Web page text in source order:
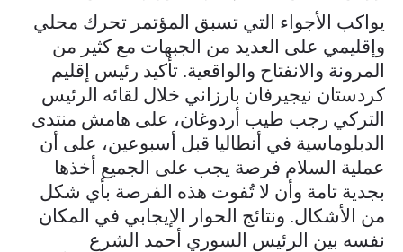
يواكب الأجواء التي تسبق المؤتمر تحرك محلي
وإقليمي على العديد من الجبهات مع كثير من
المرونة والانفتاح والواقعية. تأكيد رئيس إقليم
كردستان نيجيرفان بارزاني خلال لقائه الرئيس
التركي رجب طيب أردوغان، على هامش منتدى
الدبلوماسية في أنطاليا قبل أسبوعين، على أن
عملية السلام فرصة يجب على الجميع أخذها
بجدية تامة وأن لا تُفوت هذه الفرصة بأي شكل
من الأشكال. ونتائج الحوار الإيجابي في المكان
نفسه بين الرئيس السوري أحمد الشرع